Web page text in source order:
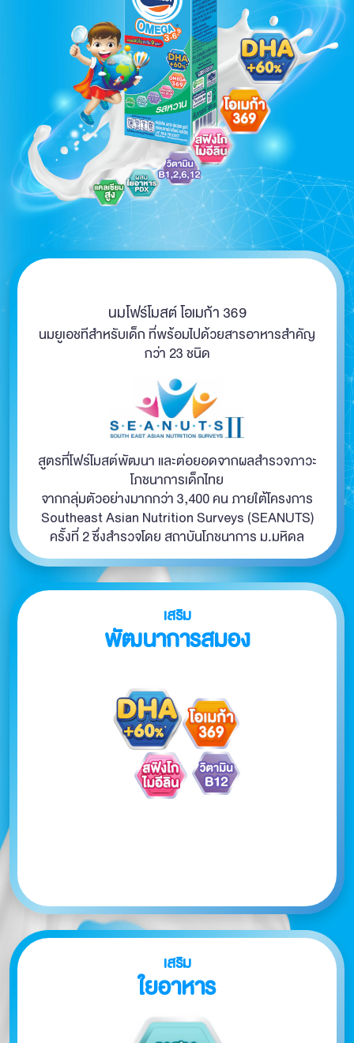
นมโฟร์โมสต์ โอเมก้า 369
นมยูเอชทีสำหรับเด็ก ที่พร้อมไปด้วยสารอาหารสำคัญ
กว่า 23 ชนิด
สูตรที่โฟร์โมสต์พัฒนา และต่อยอดจากผลสำรวจภาวะ
โภชนาการเด็กไทย
จากกลุ่มตัวอย่างมากกว่า 3,400 คน ภายใต้โครงการ
Southeast Asian Nutrition Surveys (SEANUTS)
ครั้งที่ 2 ซึ่งสำรวจโดย สถาบันโภชนาการ ม.มหิดล
เสริม
พัฒนาการสมอง
เสริม
ใยอาหาร